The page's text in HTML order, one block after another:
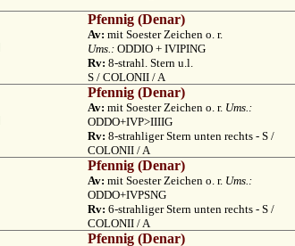
Pfennig (Denar)
Av: mit Soester Zeichen o. r.
Ums.: ODDIO + IVIPING
Rv: 8-strahl. Stern u.l.
S / COLONII / A
Pfennig (Denar)
Av: mit Soester Zeichen o. r. Ums.:
ODDO+IVP>IIIIG
Rv: 8-strahliger Stern unten rechts - S /
COLONII / A
Pfennig (Denar)
Av: mit Soester Zeichen o. r. Ums.:
ODDO+IVPSNG
Rv: 6-strahliger Stern unten rechts - S /
COLONII / A
Pfennig (Denar)